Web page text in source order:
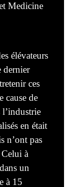
Medicine
élévateurs
dernier
ces
cause de
l’industrie
en était
n’ont pas
Celui à
un
à 15